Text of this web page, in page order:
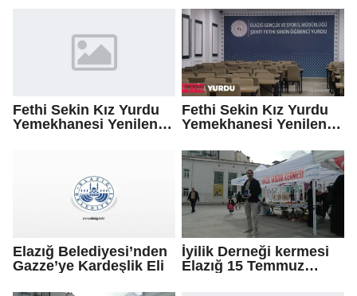
Fethi Sekin Kız Yurdu
Yemekhanesi Yenilenen
Fethi Sekin Kız Yurdu
Yemekhanesi Yenilenen
Ağırlıyor
Elazığ Belediyesi’nden
Gazze’ye Kardeşlik Eli
İyilik Derneği kermesi
Elazığ 15 Temmuz